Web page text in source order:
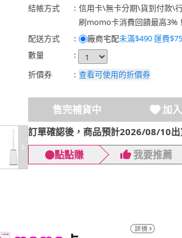
結帳方式
: 信用卡\無卡分期\貨到付款\
刷momo卡消費回饋最高3%！
配送方式
: 廠商宅配未滿$490 運費$75
數量
:
折價券
: 查看可使用的折價券
售完補貨中 加
訂單確認後，商品預計2026/08/10出
點點賺 我要推薦